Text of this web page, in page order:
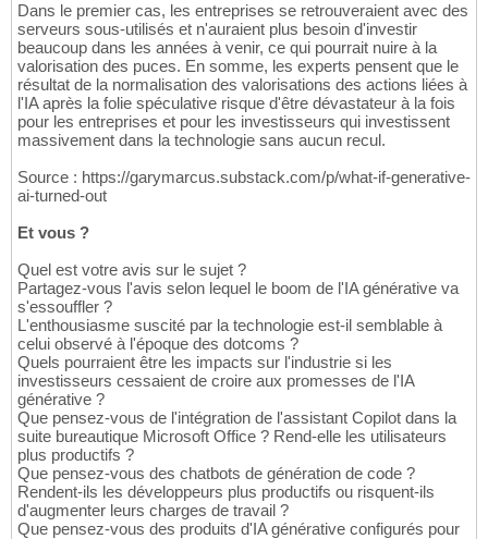
Dans le premier cas, les entreprises se retrouveraient avec des
serveurs sous-utilisés et n'auraient plus besoin d'investir
beaucoup dans les années à venir, ce qui pourrait nuire à la
valorisation des puces. En somme, les experts pensent que le
résultat de la normalisation des valorisations des actions liées à
l'IA après la folie spéculative risque d'être dévastateur à la fois
pour les entreprises et pour les investisseurs qui investissent
massivement dans la technologie sans aucun recul.
Source : https://garymarcus.substack.com/p/what-if-generative-
ai-turned-out
Et vous ?
Quel est votre avis sur le sujet ?
Partagez-vous l'avis selon lequel le boom de l'IA générative va
s'essouffler ?
L'enthousiasme suscité par la technologie est-il semblable à
celui observé à l'époque des dotcoms ?
Quels pourraient être les impacts sur l'industrie si les
investisseurs cessaient de croire aux promesses de l'IA
générative ?
Que pensez-vous de l'intégration de l'assistant Copilot dans la
suite bureautique Microsoft Office ? Rend-elle les utilisateurs
plus productifs ?
Que pensez-vous des chatbots de génération de code ?
Rendent-ils les développeurs plus productifs ou risquent-ils
d'augmenter leurs charges de travail ?
Que pensez-vous des produits d'IA générative configurés pour